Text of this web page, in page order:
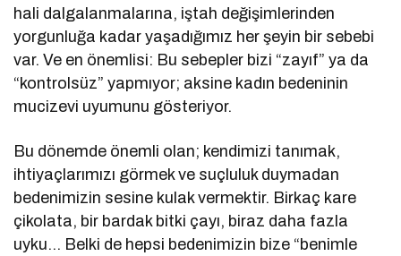
hali dalgalanmalarına, iştah değişimlerinden
yorgunluğa kadar yaşadığımız her şeyin bir sebebi
var. Ve en önemlisi: Bu sebepler bizi “zayıf” ya da
“kontrolsüz” yapmıyor; aksine kadın bedeninin
mucizevi uyumunu gösteriyor.
Bu dönemde önemli olan; kendimizi tanımak,
ihtiyaçlarımızı görmek ve suçluluk duymadan
bedenimizin sesine kulak vermektir. Birkaç kare
çikolata, bir bardak bitki çayı, biraz daha fazla
uyku… Belki de hepsi bedenimizin bize “benimle